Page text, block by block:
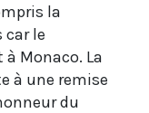
la
car le
Monaco. La
à une remise
du